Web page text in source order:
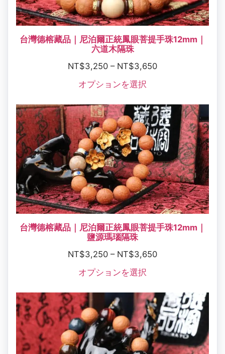
台灣德榕藏品｜尼泊爾正統鳳眼菩提手珠12mm｜
六道木隔珠
NT$3,250 – NT$3,650
オプションを選択
台灣德榕藏品｜尼泊爾正統鳳眼菩提手珠12mm｜
鹽源瑪瑙隔珠
NT$3,250 – NT$3,650
オプションを選択